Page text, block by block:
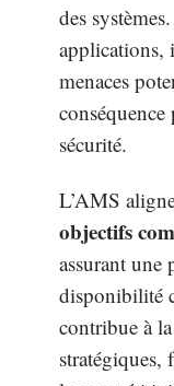
des
applications,
menaces
sécurité.
L’AMS
objectifs
assurant une
disponibilité
contribue à
stratégiques,